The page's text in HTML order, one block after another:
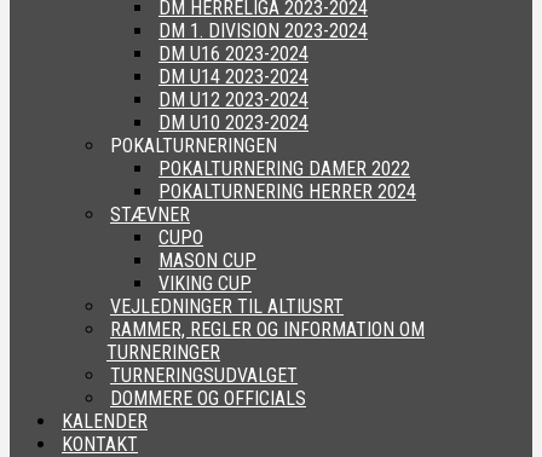
DM HERRELIGA 2023-2024
DM 1. DIVISION 2023-2024
DM U16 2023-2024
DM U14 2023-2024
DM U12 2023-2024
DM U10 2023-2024
POKALTURNERINGEN
POKALTURNERING DAMER 2022
POKALTURNERING HERRER 2024
STÆVNER
CUPO
MASON CUP
VIKING CUP
VEJLEDNINGER TIL ALTIUSRT
RAMMER, REGLER OG INFORMATION OM
TURNERINGER
TURNERINGSUDVALGET
DOMMERE OG OFFICIALS
KALENDER
KONTAKT